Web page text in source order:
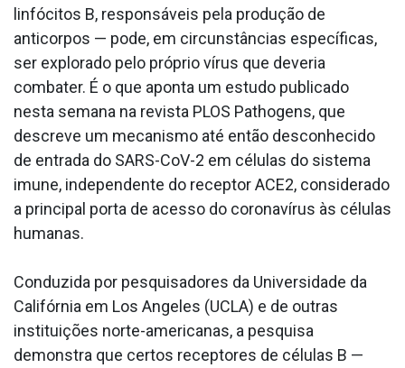
linfócitos B, responsáveis pela produção de
anticorpos — pode, em circunstâncias específicas,
ser explorado pelo próprio vírus que deveria
combater. É o que aponta um estudo publicado
nesta semana na revista PLOS Pathogens, que
descreve um mecanismo até então desconhecido
de entrada do SARS-CoV-2 em células do sistema
imune, independente do receptor ACE2, considerado
a principal porta de acesso do coronavírus às células
humanas.
Conduzida por pesquisadores da Universidade da
Califórnia em Los Angeles (UCLA) e de outras
instituições norte-americanas, a pesquisa
demonstra que certos receptores de células B —